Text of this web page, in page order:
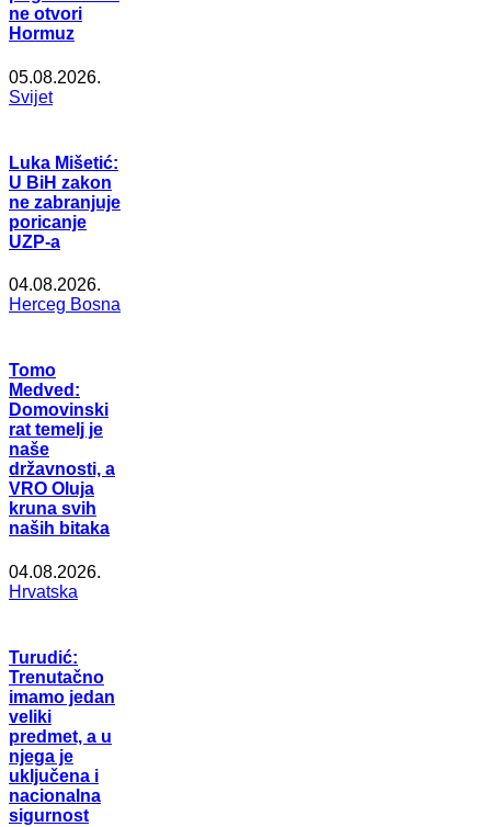
ne otvori
Hormuz
05.08.2026.
Svijet
Luka Mišetić:
U BiH zakon
ne zabranjuje
poricanje
UZP-a
04.08.2026.
Herceg Bosna
Tomo
Medved:
Domovinski
rat temelj je
naše
državnosti, a
VRO Oluja
kruna svih
naših bitaka
04.08.2026.
Hrvatska
Turudić:
Trenutačno
imamo jedan
veliki
predmet, a u
njega je
uključena i
nacionalna
sigurnost